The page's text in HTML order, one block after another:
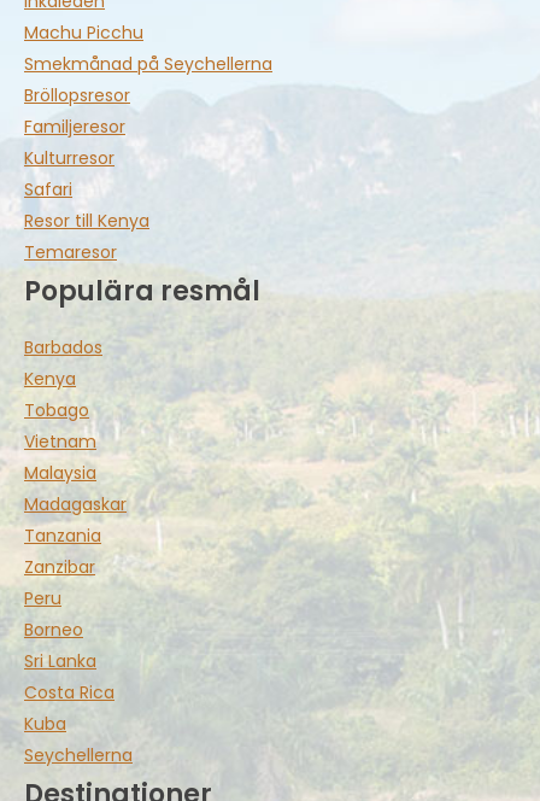
Machu Picchu
Smekmånad på Seychellerna
Bröllopsresor
Familjeresor
Kulturresor
Safari
Resor till Kenya
Temaresor
Populära resmål
Barbados
Kenya
Tobago
Vietnam
Malaysia
Madagaskar
Tanzania
Zanzibar
Peru
Borneo
Sri Lanka
Costa Rica
Kuba
Seychellerna